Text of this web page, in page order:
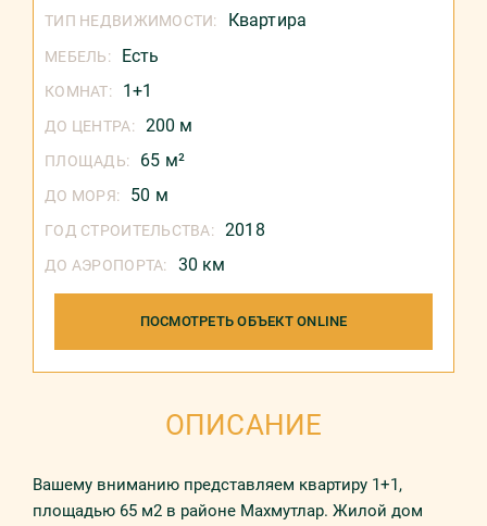
ТИП НЕДВИЖИМОСТИ: Квартира
МЕБЕЛЬ: Есть
КОМНАТ: 1+1
ДО ЦЕНТРА: 200 м
ПЛОЩАДЬ: 65 м²
ДО МОРЯ: 50 м
ГОД СТРОИТЕЛЬСТВА: 2018
ДО АЭРОПОРТА: 30 км
ПОСМОТРЕТЬ ОБЪЕКТ ONLINE
ОПИСАНИЕ
Вашему вниманию представляем квартиру 1+1,
площадью 65 м2 в районе Махмутлар. Жилой дом